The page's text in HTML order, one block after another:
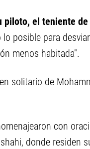
piloto, el teniente
posible para
menos habitada".
solitario de
con
donde residen